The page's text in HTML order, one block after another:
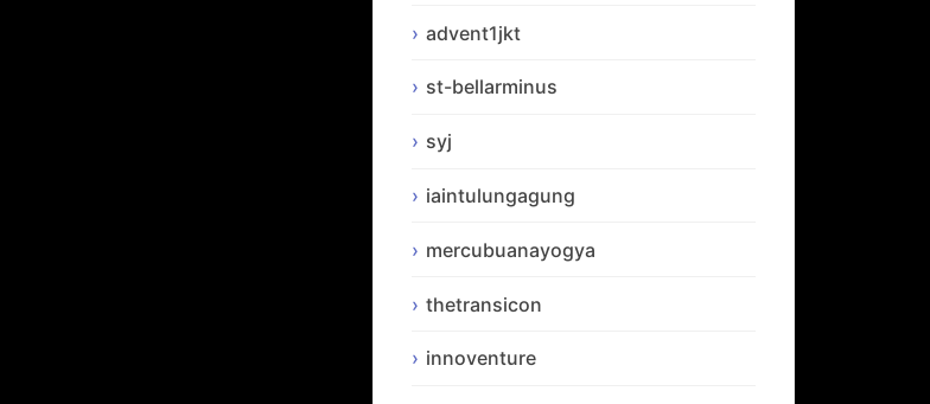
advent1jkt
st-bellarminus
syj
iaintulungagung
mercubuanayogya
thetransicon
innoventure